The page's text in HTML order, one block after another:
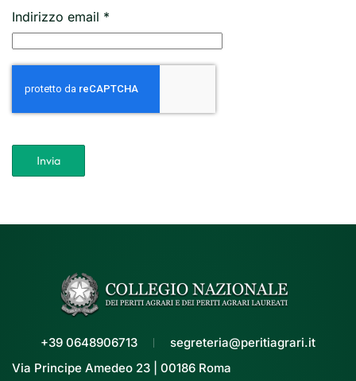
Indirizzo email *
Invia
+39 0648906713
segreteria@peritiagrari.it
Via Principe Amedeo 23 | 00186 Roma